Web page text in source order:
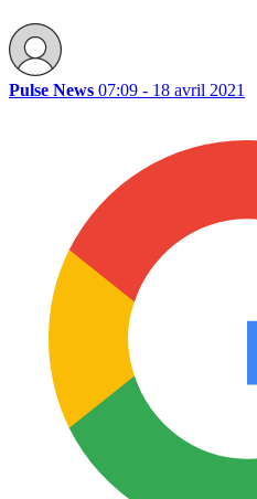
Pulse News 07:09 - 18 avril 2021